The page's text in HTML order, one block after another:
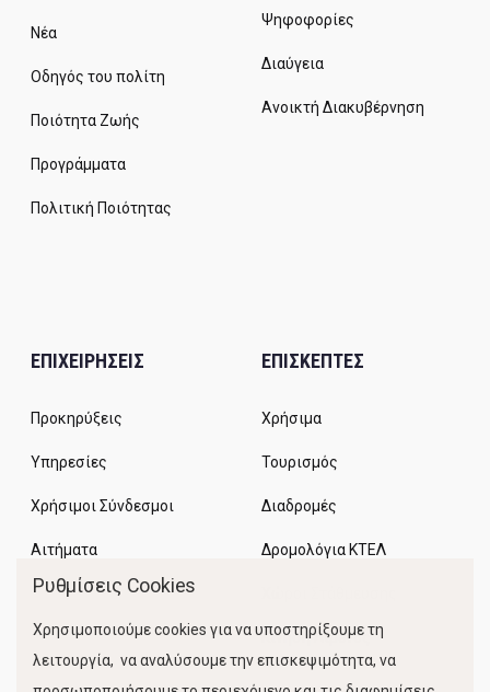
Νέα
Οδηγός του πολίτη
Ποιότητα Ζωής
Προγράμματα
Πολιτική Ποιότητας
Ψηφοφορίες
Διαύγεια
Ανοικτή Διακυβέρνηση
ΕΠΙΧΕΙΡΗΣΕΙΣ
Προκηρύξεις
Υπηρεσίες
Χρήσιμοι Σύνδεσμοι
Αιτήματα
ΕΠΙΣΚΕΠΤΕΣ
Χρήσιμα
Τουρισμός
Διαδρομές
Δρομολόγια ΚΤΕΛ
Κίνηση Λιμένος
Ρυθμίσεις Cookies
Χρησιμοποιούμε cookies για να υποστηρίξουμε τη
λειτουργία, να αναλύσουμε την επισκεψιμότητα, να